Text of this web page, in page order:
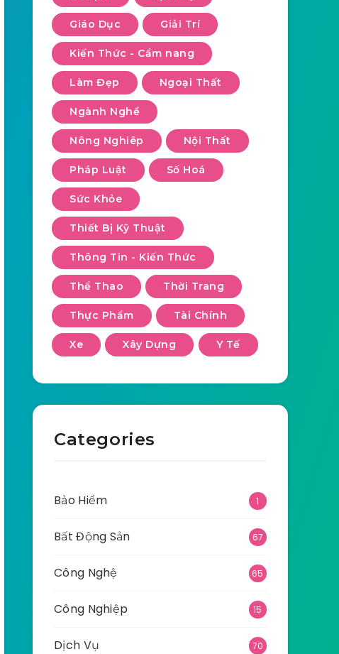
Giáo Dục Giải Trí
Kiến Thức - Cẩm nang
Làm Đẹp Ngoại Thất
Ngành Nghề
Nông Nghiêp Nội Thất
Pháp Luật Số Hoá
Sức Khỏe
Thiết Bị Kỹ Thuật
Thông Tin - Kiến Thức
Thể Thao Thời Trang
Thực Phẩm Tài Chính
Xe Xây Dựng Y Tế
Categories
Bảo Hiểm 1
Bất Động Sản 67
Công Nghệ 65
Công Nghiệp 15
Dịch Vụ 70